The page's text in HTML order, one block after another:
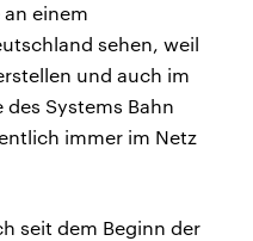
an einem
sehen, weil
und auch im
Systems Bahn
immer im Netz
seit dem Beginn der